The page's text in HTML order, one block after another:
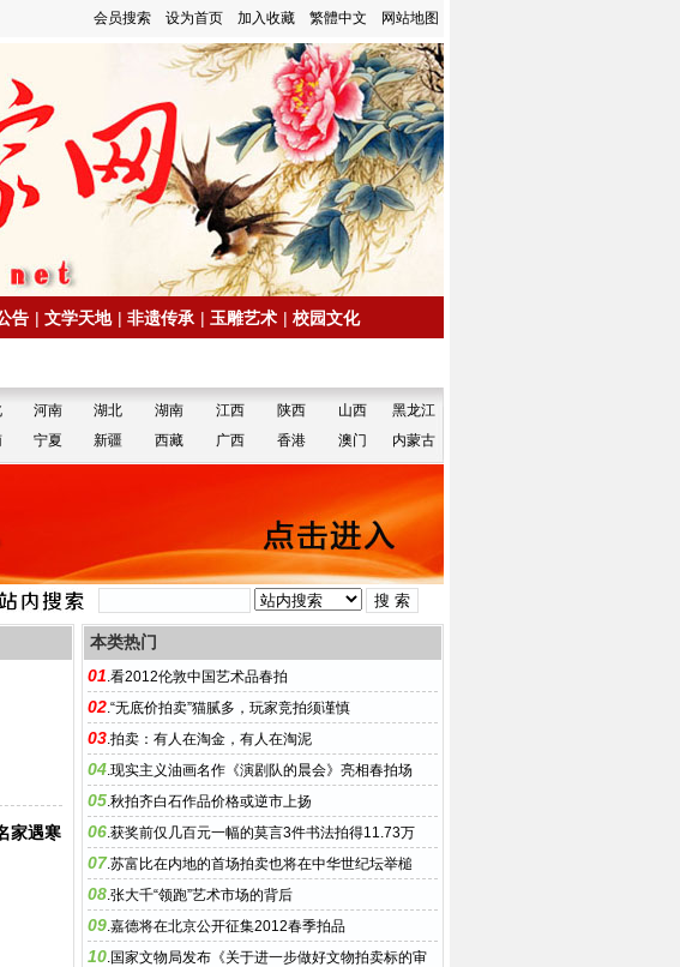
会员搜索 设为首页 加入收藏 繁體中文 网站地图
告 | 文学天地 | 非遗传承 | 玉雕艺术 | 校园文化
河南 湖北 湖南 江西 陕西 山西
黑龙江
宁夏 新疆 西藏 广西 香港 澳门 内蒙古
家遇寒
本类热门
01.看2012伦敦中国艺术品春拍
02.“无底价拍卖”猫腻多，玩家竞拍须谨慎
03.拍卖：有人在淘金，有人在淘泥
04.现实主义油画名作《演剧队的晨会》亮相春拍场
05.秋拍齐白石作品价格或逆市上扬
06.获奖前仅几百元一幅的莫言3件书法拍得11.73万
07.苏富比在内地的首场拍卖也将在中华世纪坛举槌
08.张大千“领跑”艺术市场的背后
09.嘉德将在北京公开征集2012春季拍品
10.国家文物局发布《关于进一步做好文物拍卖标的审